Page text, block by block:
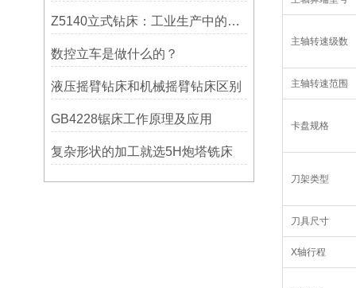
Z5140立式钻床：工业生产中的得力助手
数控立车是做什么的？
液压摇臂钻床和机械摇臂钻床区别
GB4228锯床工作原理及应用
复杂形状的加工就选5H炮塔铣床
主轴转速级数
主轴转速范围
卡盘规格
刀架类型
刀具尺寸
X轴行程